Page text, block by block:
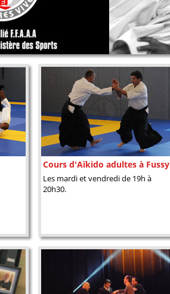
Cours d'Aïkido adultes à Fussy
Les mardi et vendredi de 19h à
20h30.